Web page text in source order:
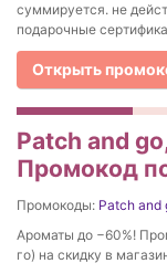
суммируется. не
подарочные
Открыть
Patch and
Промокод
Промокоды: Patch and
Ароматы до −60%!
го) на скидку в